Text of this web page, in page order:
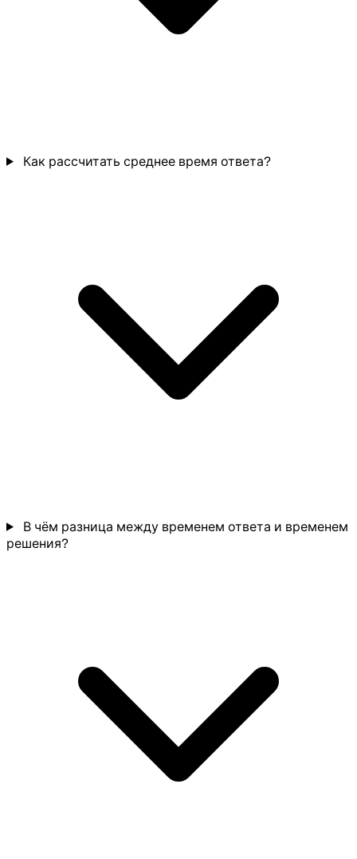
Как рассчитать среднее время ответа?
В чём разница между временем ответа и временем
решения?